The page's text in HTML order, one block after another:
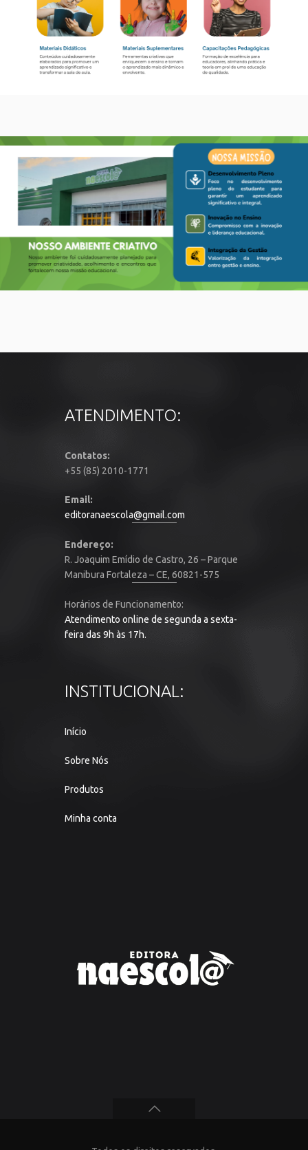
ATENDIMENTO:
Contatos:
+55 (85) 2010-1771
Email:
editoranaescola@gmail.com
Endereço:
R. Joaquim Emídio de Castro, 26 – Parque
Manibura Fortaleza – CE, 60821-575
Horários de Funcionamento:
Atendimento online de segunda a sexta-
feira das 9h às 17h.
INSTITUCIONAL:
Início
Sobre Nós
Produtos
Minha conta